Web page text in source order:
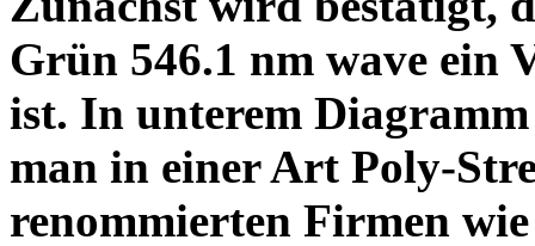
Grün 546.1 nm wave ein
ist. In unterem
man in einer Art Poly-
renommierten Firmen